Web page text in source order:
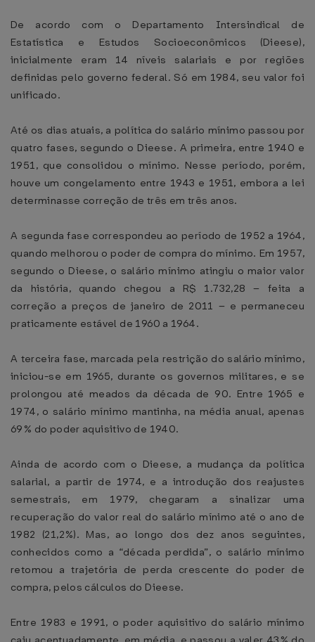
De acordo com o Departamento Intersindical de
Estatística e Estudos Socioeconômicos (Dieese),
inicialmente eram 14 níveis salariais e por regiões
definidas pelo governo federal. Só em 1984, seu valor foi
unificado.
Até os dias atuais, a política do salário mínimo passou por
quatro fases, segundo o Dieese. A primeira, entre 1940 e
1951, que consolidou o mínimo. Nesse período, porém,
houve um congelamento entre 1943 e 1951, embora a lei
determinasse correção de três em três anos.
A segunda fase correspondeu ao período de 1952 a 1964,
quando melhorou o poder de compra do mínimo. Em 1957,
segundo o Dieese, o salário mínimo atingiu o maior valor
da história, quando chegou a R$ 1.732,28 – feita a
correção a preços de janeiro de 2011 – e permaneceu
praticamente estável de 1960 a 1964.
A terceira fase, marcada pela restrição do salário mínimo,
iniciou-se em 1965, durante os governos militares, e se
prolongou até meados da década de 90. Entre 1965 e
1974, o salário mínimo mantinha, na média anual, apenas
69% do poder aquisitivo de 1940.
Ainda de acordo com o Dieese, a mudança da política
salarial, a partir de 1974, e a introdução dos reajustes
semestrais, em 1979, chegaram a sinalizar uma
recuperação do valor real do salário mínimo até o ano de
1982 (21,2%). Mas, ao longo dos dez anos seguintes,
conhecidos como a “década perdida”, o salário mínimo
retomou a trajetória de perda crescente do poder de
compra, pelos cálculos do Dieese.
Entre 1983 e 1991, o poder aquisitivo do salário mínimo